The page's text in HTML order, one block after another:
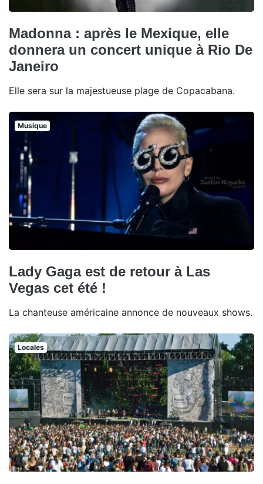
Madonna : après le Mexique, elle
donnera un concert unique à Rio De
Janeiro
Elle sera sur la majestueuse plage de Copacabana.
Musique
Lady Gaga est de retour à Las
Vegas cet été !
La chanteuse américaine annonce de nouveaux shows.
Locales